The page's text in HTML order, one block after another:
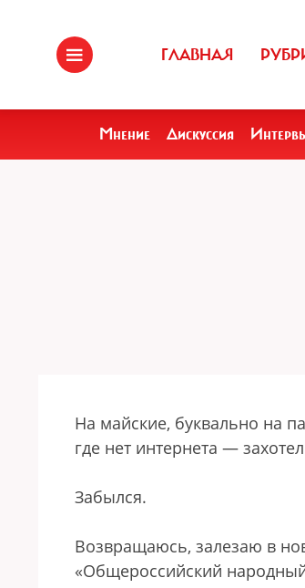
ГЛАВНАЯ
Мнение Дискуссия
На майские, буквально на
где нет интернета —
Забылся.
Возвращаюсь, залезаю в
«Общероссийский